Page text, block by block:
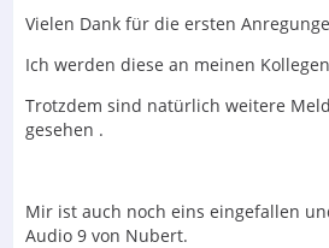
Vielen Dank für die ersten
Ich werden diese an meinen
Trotzdem sind natürlich weitere
gesehen .
Mir ist auch noch eins eingefallen
Audio 9 von Nubert.